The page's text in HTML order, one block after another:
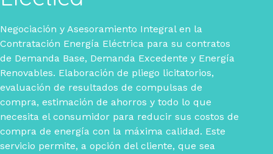
Negociación y Asesoramiento Integral en la
Contratación Energía Eléctrica para su contratos
de Demanda Base, Demanda Excedente y Energía
Renovables. Elaboración de pliego licitatorios,
evaluación de resultados de compulsas de
compra, estimación de ahorros y todo lo que
necesita el consumidor para reducir sus costos de
compra de energía con la máxima calidad. Este
servicio permite, a opción del cliente, que sea